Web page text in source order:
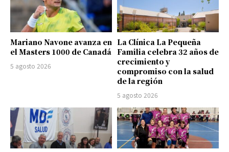
Mariano Navone avanza en
el Masters 1000 de Canadá
5 agosto 2026
La Clínica La Pequeña
Familia celebra 32 años de
crecimiento y
compromiso con la salud
de la región
5 agosto 2026